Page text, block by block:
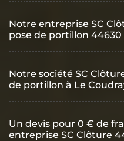
Notre entreprise SC
pose de portillon 44630
Notre société SC
de portillon à Le
Un devis pour 0 € de
entreprise SC Clôture